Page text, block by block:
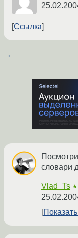
Ссылка
←
словари
Vlad_Ts
Показать